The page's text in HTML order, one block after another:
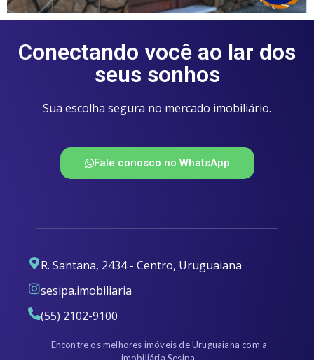
Conectando você ao lar dos
seus sonhos
Sua escolha segura no mercado imobiliário.
Fale conosco no WhatsApp
R. Santana, 2434 - Centro, Uruguaiana
sesipa.imobiliaria
(55) 2102-9100
Encontre os melhores imóveis de Uruguaiana com a